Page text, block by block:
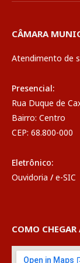
CÂMARA
Atendimento de
Presencial:
Rua Duque de
Bairro: Centro
CEP: 68.800-000
Eletrônico:
Ouvidoria / e-SIC
COMO